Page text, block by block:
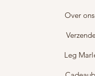
Over ons
Leg